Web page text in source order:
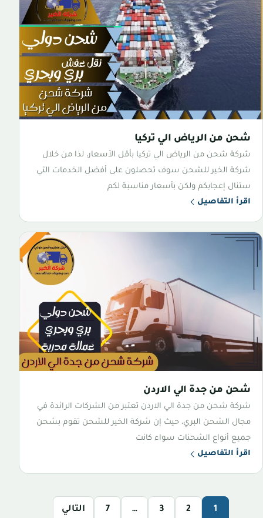
شحن من الرياض الي تركيا
شركة شحن من الرياض الي تركيا بأقل الأسعار، لذا من خلال
شركة الخير للشحن سوف تحصلون على أفضل الخدمات التي
ستنال إعجابكم ولكن بأسعار مناسبة لكم
اقرأ التفاصيل
شحن من جدة الي الاردن
شركة شحن من جدة الي الاردن تعتبر من الشركات الرائدة في
مجال الشحن البري، حيث إن شركة الخير للشحن تقوم بشحن
جميع أنواع الشحنات سواء كانت
اقرأ التفاصيل
1
2
3
…
7 التالي